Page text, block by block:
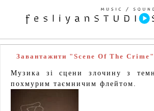
Завантажити "Scene Of The
Музика зі сцени злочину з
похмурим таємничим флейтом.